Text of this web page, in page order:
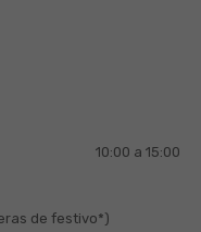
10:00 a 15:00
de festivo*)